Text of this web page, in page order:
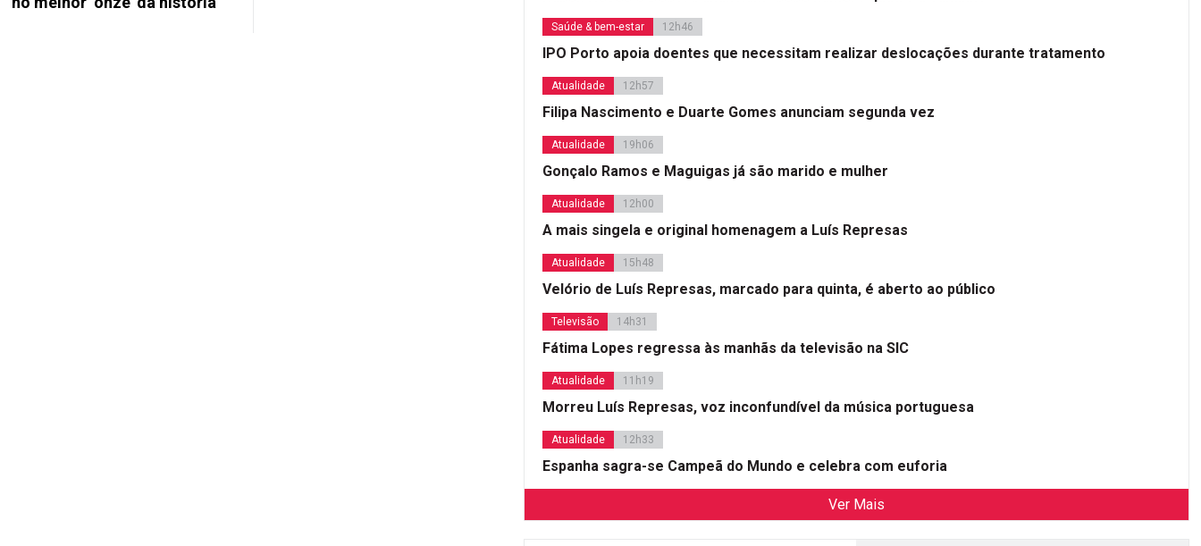
Saúde & bem-estar 12h46
IPO Porto apoia doentes que necessitam realizar deslocações durante tratamento
Atualidade 12h57
Filipa Nascimento e Duarte Gomes anunciam segunda vez
Atualidade 19h06
Gonçalo Ramos e Maguigas já são marido e mulher
Atualidade 12h00
A mais singela e original homenagem a Luís Represas
Atualidade 15h48
Velório de Luís Represas, marcado para quinta, é aberto ao público
Televisão 14h31
Fátima Lopes regressa às manhãs da televisão na SIC
Atualidade 11h19
Morreu Luís Represas, voz inconfundível da música portuguesa
Atualidade 12h33
Espanha sagra-se Campeã do Mundo e celebra com euforia
Ver Mais